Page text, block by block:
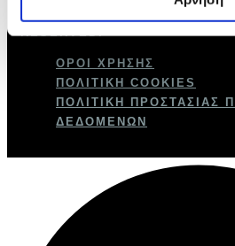
GAMETREE © 2025 GAME
ΌΡΟΙ ΧΡΉΣΗΣ
ΠΟΛΙΤΙΚΉ COOKIES
ΠΟΛΙΤΙΚΉ ΠΡΟΣΤΑΣΊΑΣ
ΔΕΔΟΜΈΝΩΝ